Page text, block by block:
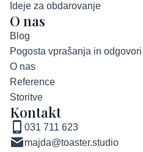
Ideje za obdarovanje
O nas
Blog
Pogosta vprašanja in odgovori
O nas
Reference
Storitve
Kontakt
031 711 623
majda@toaster.studio